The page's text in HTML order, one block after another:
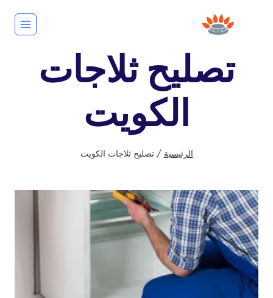
تصليح ثلاجات
الكويت
الرئيسية / تصليح ثلاجات الكويت